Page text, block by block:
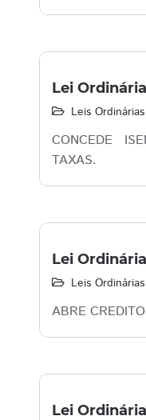
Lei
Leis Ordinárias
CONCEDE
TAXAS.
Lei
Leis Ordinárias
ABRE
Lei